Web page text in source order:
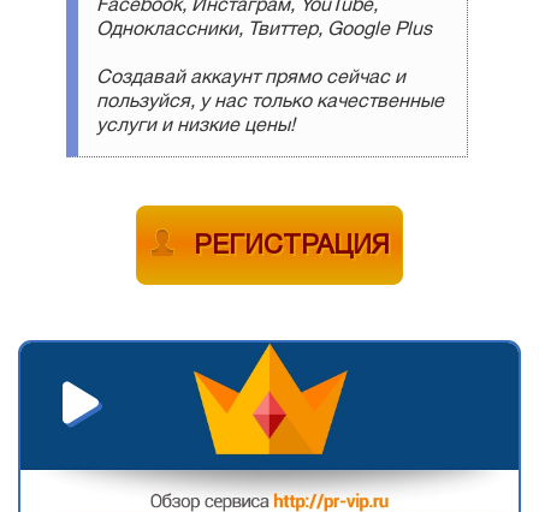
Facebook, Инстаграм, YouTube,
Одноклассники, Твиттер, Google Plus
Создавай аккаунт прямо сейчас и
пользуйся, у нас только качественные
услуги и низкие цены!
РЕГИСТРАЦИЯ